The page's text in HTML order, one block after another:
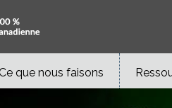
que nous faisons